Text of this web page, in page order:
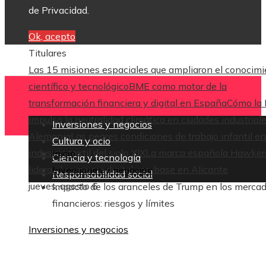
de Privacidad.
Ok, acepto
Titulares
Las 15 misiones espaciales que ampliaron el
científico y tecnológicoBME como motor de la
transformación financiera y digital en EspañaCómo la
impulsa la neutralidad climática en ciudades
Alemania Las peores condiciones de trabajo infantil
industria textil del siglo XIX
La marca española
lidera el comercio digital con base en Alicante
jueves, agosto 6
Inversiones y negocios
Cultura y ocio
Ciencia y tecnología
Responsabilidad social
Inicio
Inversiones y negocios
Impacto de los aranceles de Trump en los
financieros: riesgos y límites
Inversiones y negocios